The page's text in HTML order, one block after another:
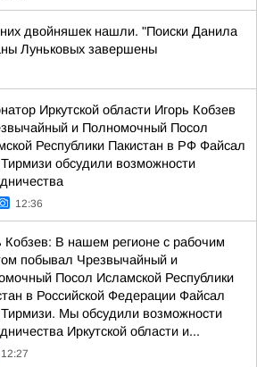
двойняшек нашли. "Поиски Данила
Луньковых завершены
Иркутской области Игорь Кобзев
и Полномочный Посол
Республики Пакистан в РФ Файсал
обсудили возможности
12:36
Кобзев: В нашем регионе с рабочим
побывал Чрезвычайный и
Посол Исламской Республики
в Российской Федерации Файсал
Мы обсудили возможности
Иркутской области и...
12:27